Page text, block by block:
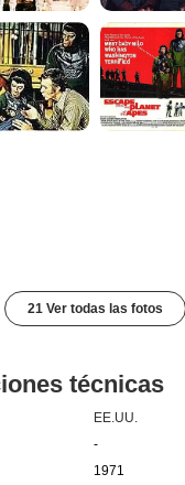
21 Ver todas las fotos
técnicas
EE.UU.
-
1971